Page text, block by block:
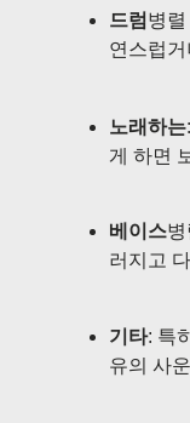
드럼 병
연스럽
노래하는
게 하면
베이스
러지고
기타: 특
유의 사